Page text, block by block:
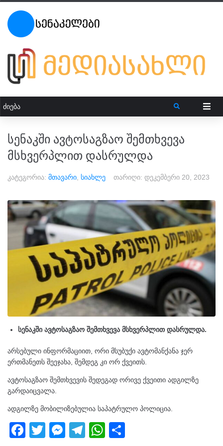
სენაკში ავტოსაგზაო შემთხვევა
მსხვერპლით დასრულდა
კატეგორია: მთავარი სიახლე თარიღი: დეკემბერი 20, 2023
სენაკში ავტოსაგზაო შემთხვევა მსხვერპლით დასრულდა.
არსებული ინფორმაციით, ორი მსუბუქი ავტომანქანა ჯერ
ერთმანეთს შეეჯახა, შემდეგ კი ორ ქვეითს.
ავტოსაგზაო შემთხვევის შედეგად ორივე ქვეითი ადგილზე
გარდაიცვალა.
ადგილზე მობილიზებულია საპატრულო პოლიცია.
F
T
M
T
W